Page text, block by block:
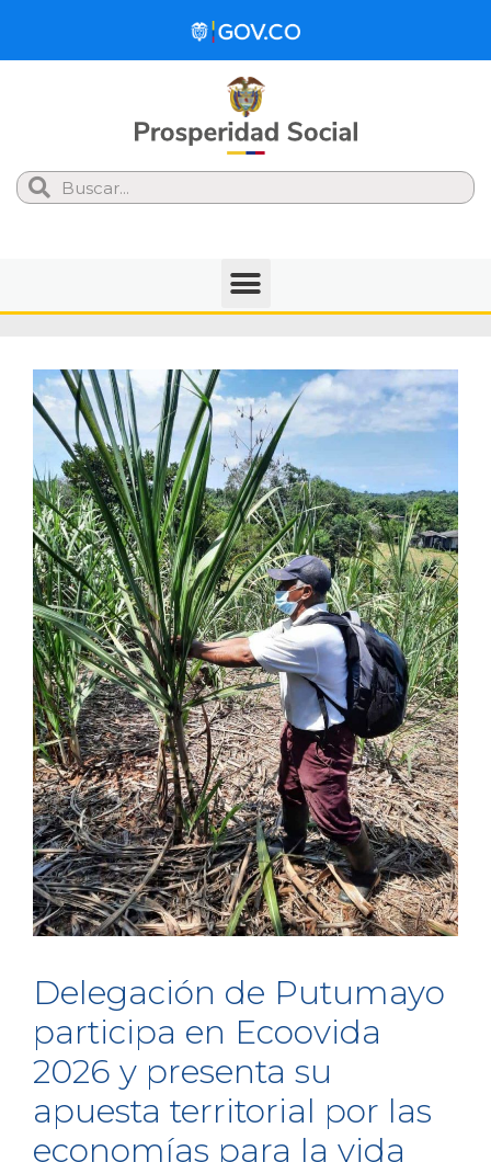
Search
Delegación de Putumayo
participa en Ecoovida
2026 y presenta su
apuesta territorial por las
economías para la vida